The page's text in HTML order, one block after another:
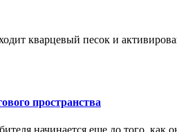
кварцевый песок и
пространства
начинается еще до того, как